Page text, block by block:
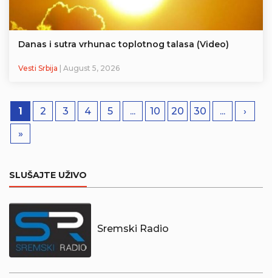
Danas i sutra vrhunac toplotnog talasa (Video)
Vesti Srbija | August 5, 2026
1 2 3 4 5 ... 10 20 30 ...
›
»
SLUŠAJTE UŽIVO
Sremski Radio